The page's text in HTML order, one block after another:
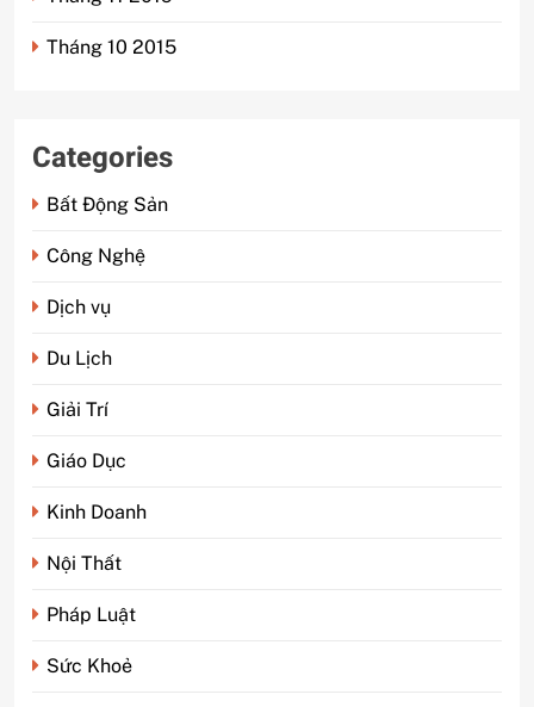
Tháng 10 2015
Categories
Bất Động Sản
Công Nghệ
Dịch vụ
Du Lịch
Giải Trí
Giáo Dục
Kinh Doanh
Nội Thất
Pháp Luật
Sức Khoẻ